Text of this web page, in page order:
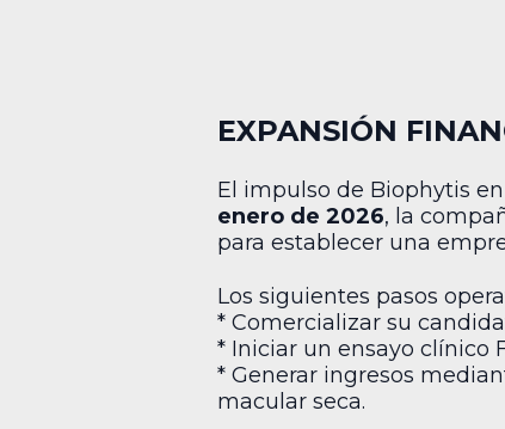
EXPANSIÓN
El impulso de Biophytis
enero de 2026, la
para establecer una
Los siguientes pasos
* Comercializar su
* Iniciar un ensayo clínico
* Generar ingresos
macular seca.